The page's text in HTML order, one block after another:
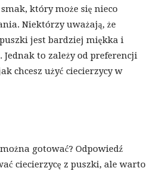
który może się nieco
Niektórzy uważają, że
jest bardziej miękka i
to zależy od preferencji
chcesz użyć ciecierzycy w
gotować? Odpowiedź
ciecierzycę z puszki, ale warto